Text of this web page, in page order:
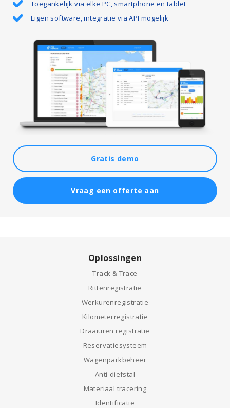
Gratis demo
Vraag een offerte aan
Toegankelijk via elke PC, smartphone en tablet
Eigen software, integratie via API mogelijk
Oplossingen
Track & Trace
Rittenregistratie
Werkurenregistratie
Kilometerregistratie
Draaiuren registratie
Reservatiesysteem
Wagenparkbeheer
Anti-diefstal
Materiaal tracering
Identificatie